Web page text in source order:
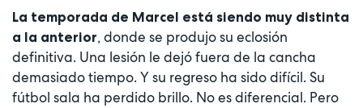
La temporada de Marcel está siendo muy distinta
a la anterior, donde se produjo su eclosión
definitiva. Una lesión le dejó fuera de la cancha
demasiado tiempo. Y su regreso ha sido difícil. Su
fútbol sala ha perdido brillo. No es diferencial. Pero